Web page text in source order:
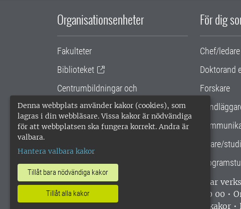
Denna webbplats använder kakor (cookies), som
lagras i din webbläsare. Vissa kakor är nödvändiga
för att webbplatsen ska fungera korrekt. Andra är
valbara.
Hantera valbara kakor
Tillåt bara nödvändiga kakor
Tillåt alla kakor
Organisationsenheter
Fakulteter
Biblioteket
Centrumbildningar och
samarbetsprojekt
Gemensamma verksamhetsstödet
För dig
Chef/ledare
Doktorand
Forskare
Lärare/
SLU, Sveriges lantbruksuniversitet, har
enligt ISO 14001. •
Telefon: 018-67 10 00 •
webbplatser
Hantera kakor •